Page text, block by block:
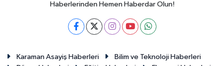
Haberlerinden Hemen Haberdar Olun!
Karaman Asayiş Haberleri
Bilim ve Teknoloji Haberleri